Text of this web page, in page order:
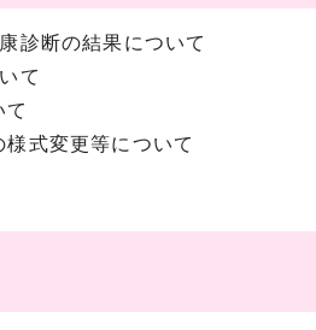
診断の結果について
て
て
式変更等について